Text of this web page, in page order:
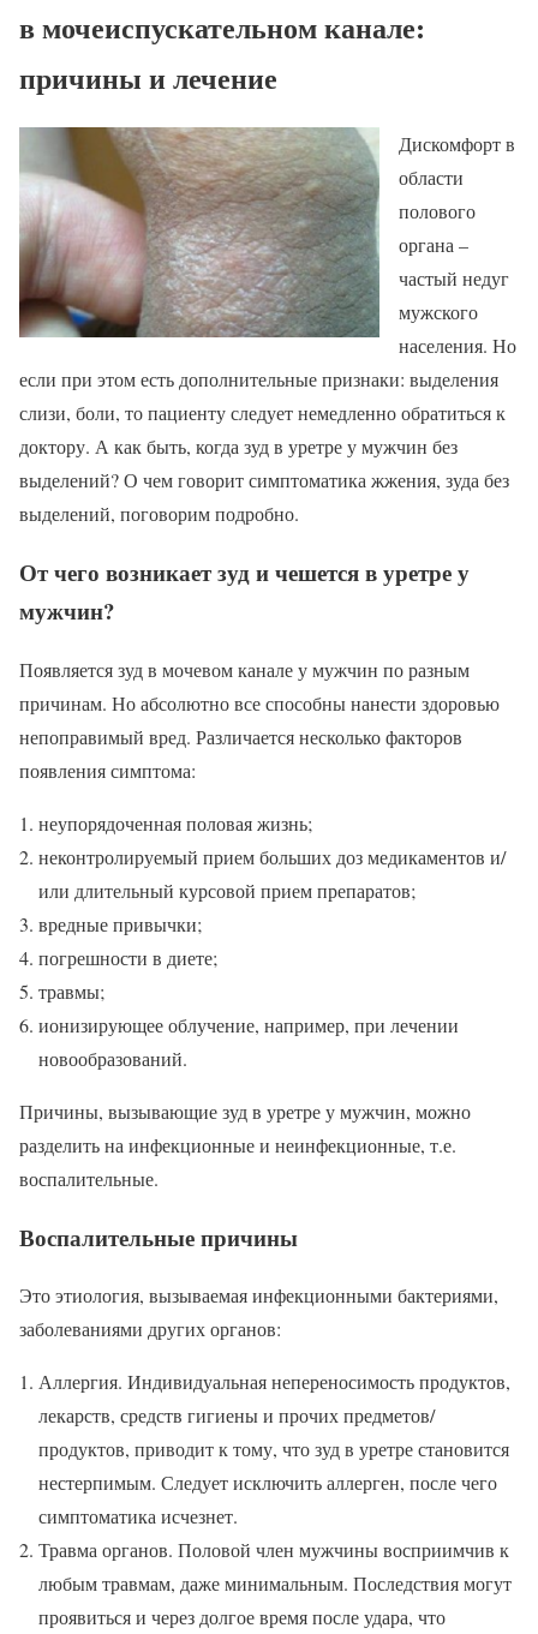
в мочеиспускательном канале:
причины и лечение
Дискомфорт в
области
полового
органа –
частый недуг
мужского
населения. Но
если при этом есть дополнительные признаки: выделения
слизи, боли, то пациенту следует немедленно обратиться к
доктору. А как быть, когда зуд в уретре у мужчин без
выделений? О чем говорит симптоматика жжения, зуда без
выделений, поговорим подробно.
От чего возникает зуд и чешется в уретре у
мужчин?
Появляется зуд в мочевом канале у мужчин по разным
причинам. Но абсолютно все способны нанести здоровью
непоправимый вред. Различается несколько факторов
появления симптома:
неупорядоченная половая жизнь;
неконтролируемый прием больших доз медикаментов и/
или длительный курсовой прием препаратов;
вредные привычки;
погрешности в диете;
травмы;
ионизирующее облучение, например, при лечении
новообразований.
Причины, вызывающие зуд в уретре у мужчин, можно
разделить на инфекционные и неинфекционные, т.е.
воспалительные.
Воспалительные причины
Это этиология, вызываемая инфекционными бактериями,
заболеваниями других органов:
Аллергия. Индивидуальная непереносимость продуктов,
лекарств, средств гигиены и прочих предметов/
продуктов, приводит к тому, что зуд в уретре становится
нестерпимым. Следует исключить аллерген, после чего
симптоматика исчезнет.
Травма органов. Половой член мужчины восприимчив к
любым травмам, даже минимальным. Последствия могут
проявиться и через долгое время после удара, что